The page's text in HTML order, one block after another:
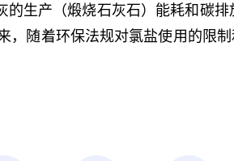
生产（煅烧石灰石）能耗和碳排
随着环保法规对氯盐使用的限